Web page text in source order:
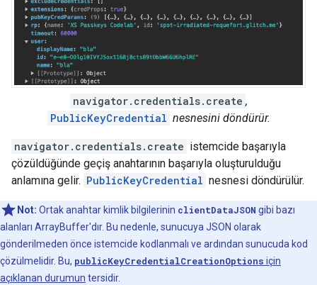
navigator.credentials.create ,
PublicKeyCredential nesnesini döndürür.
navigator.credentials.create istemcide başarıyla
çözüldüğünde geçiş anahtarının başarıyla oluşturulduğu
anlamına gelir. PublicKeyCredential nesnesi döndürülür.
Not: Ortak anahtar kimlik bilgilerinin clientDataJSON gibi bazı
alanları ArrayBuffer'dır. Bu nedenle, sunucuya JSON olarak
gönderilmeden önce istemcide kodlanmalı ve ardından sunucuda kod
çözülmelidir. Bu, publicKeyCredentialCreationOptions için
açıklanan durumun tersidir.